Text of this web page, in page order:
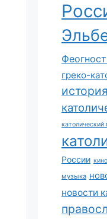
греко-
история
России
музыка
новости